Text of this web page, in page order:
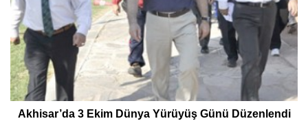
Akhisar’da 3 Ekim Dünya Yürüyüş Günü Düzenlendi